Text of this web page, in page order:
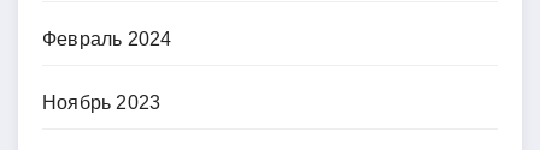
Февраль 2024
Ноябрь 2023